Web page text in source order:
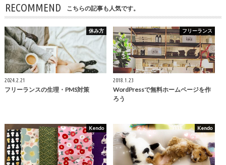
RECOMMEND こちらの記事も人気です。
休み方
2024.2.21
フリーランスの生理・PMS対策
フリーランス
2018.1.23
WordPressで無料ホームページを作
ろう
Kendo Kendo